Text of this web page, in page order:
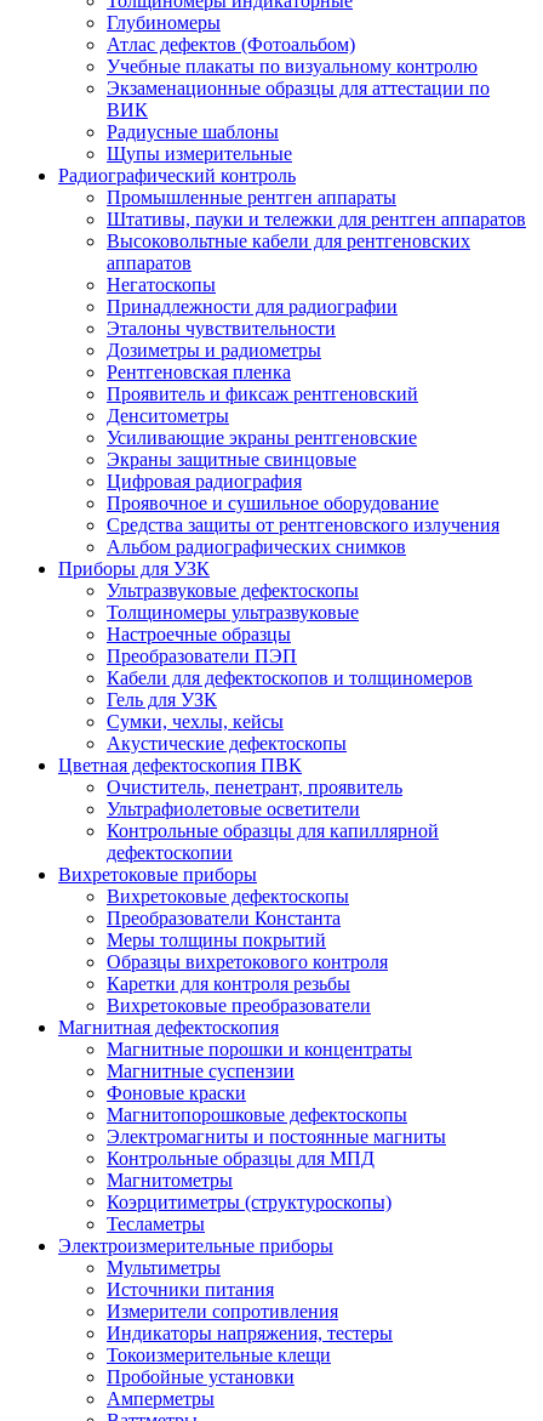
Глубиномеры
Атлас дефектов (Фотоальбом)
Учебные плакаты по визуальному контролю
Экзаменационные образцы для аттестации по
ВИК
Радиусные шаблоны
Щупы измерительные
Радиографический контроль
Промышленные рентген аппараты
Штативы, пауки и тележки для рентген аппаратов
Высоковольтные кабели для рентгеновских
аппаратов
Негатоскопы
Принадлежности для радиографии
Эталоны чувствительности
Дозиметры и радиометры
Рентгеновская пленка
Проявитель и фиксаж рентгеновский
Денситометры
Усиливающие экраны рентгеновские
Экраны защитные свинцовые
Цифровая радиография
Проявочное и сушильное оборудование
Средства защиты от рентгеновского излучения
Альбом радиографических снимков
Приборы для УЗК
Ультразвуковые дефектоскопы
Толщиномеры ультразвуковые
Настроечные образцы
Преобразователи ПЭП
Кабели для дефектоскопов и толщиномеров
Гель для УЗК
Сумки, чехлы, кейсы
Акустические дефектоскопы
Цветная дефектоскопия ПВК
Очиститель, пенетрант, проявитель
Ультрафиолетовые осветители
Контрольные образцы для капиллярной
дефектоскопии
Вихретоковые приборы
Вихретоковые дефектоскопы
Преобразователи Константа
Меры толщины покрытий
Образцы вихретокового контроля
Каретки для контроля резьбы
Вихретоковые преобразователи
Магнитная дефектоскопия
Магнитные порошки и концентраты
Магнитные суспензии
Фоновые краски
Магнитопорошковые дефектоскопы
Электромагниты и постоянные магниты
Контрольные образцы для МПД
Магнитометры
Коэрцитиметры (структуроскопы)
Тесламетры
Электроизмерительные приборы
Мультиметры
Источники питания
Измерители сопротивления
Индикаторы напряжения, тестеры
Токоизмерительные клещи
Пробойные установки
Амперметры